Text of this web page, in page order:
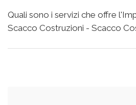
Quali sono i servizi che offre
Scacco Costruzioni - Scacco